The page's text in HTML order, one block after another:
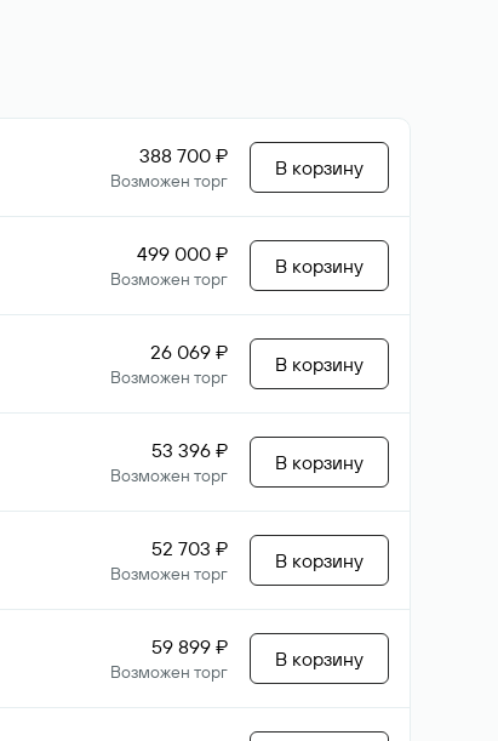
388 700 ₽
Возможен торг
В корзину
499 000 ₽
Возможен торг
В корзину
26 069 ₽
Возможен торг
В корзину
53 396 ₽
Возможен торг
В корзину
52 703 ₽
Возможен торг
В корзину
59 899 ₽
Возможен торг
В корзину